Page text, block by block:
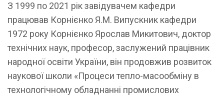
З 1999 по 2021 рік завідувачем кафедри
працював Корнієнко Я.М. Випускник кафедри
1972 року Корнієнко Ярослав Микитович, доктор
технічних наук, професор, заслужений працівник
народної освіти України, він продовжив розвиток
наукової школи «Процеси тепло-масообміну в
технологічному обладнанні промислових